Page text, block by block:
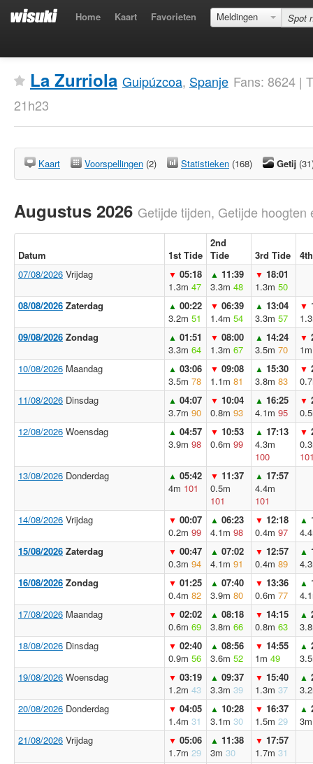
Home Kaart Favorieten Meldingen
La Zurriola Guipúzcoa, Spanje Fans: 8624 |
21h23
Kaart Voorspellingen (2) Statistieken (168) Getij
Augustus 2026 Getijde tijden, Getijde hoogten
Datum 1st Tide
2nd
Tide
3rd Tide
07/08/2026 Vrijdag ▼ 05:18
1.3m 47
▲ 11:39
3.3m 48
▼ 18:01
1.3m 50
08/08/2026 Zaterdag ▲ 00:22
3.2m 51
▼ 06:39
1.4m 54
▲ 13:04
3.3m 57
▼
09/08/2026 Zondag ▲ 01:51
3.3m 64
▼ 08:00
1.3m 67
▲ 14:24
3.5m 70
▼
1m
10/08/2026 Maandag ▲ 03:06
3.5m 78
▼ 09:08
1.1m 81
▲ 15:30
3.8m 83
▼
11/08/2026 Dinsdag ▲ 04:07
3.7m 90
▼ 10:04
0.8m 93
▲ 16:25
4.1m 95
▼
12/08/2026 Woensdag ▲ 04:57
3.9m 98
▼ 10:53
0.6m 99
▲ 17:13
4.3m
100
▼
13/08/2026 Donderdag ▲ 05:42
4m 101
▼ 11:37
0.5m
101
▲ 17:57
4.4m
101
14/08/2026 Vrijdag ▼ 00:07
0.2m 99
▲ 06:23
4.1m 98
▼ 12:18
0.4m 97
▲
15/08/2026 Zaterdag ▼ 00:47
0.3m 94
▲ 07:02
4.1m 91
▼ 12:57
0.4m 89
▲
16/08/2026 Zondag ▼ 01:25
0.4m 82
▲ 07:40
3.9m 80
▼ 13:36
0.6m 77
▲
17/08/2026 Maandag ▼ 02:02
0.6m 69
▲ 08:18
3.8m 66
▼ 14:15
0.8m 63
▲
18/08/2026 Dinsdag ▼ 02:40
0.9m 56
▲ 08:56
3.6m 52
▼ 14:55
1m 49
▲
19/08/2026 Woensdag ▼ 03:19
1.2m 43
▲ 09:37
3.3m 39
▼ 15:40
1.3m 37
▲
20/08/2026 Donderdag ▼ 04:05
1.4m 31
▲ 10:28
3.1m 30
▼ 16:37
1.5m 29
▲
3m
21/08/2026 Vrijdag ▼ 05:06
1.7m 29
▲ 11:38
3m 30
▼ 17:57
1.7m 31